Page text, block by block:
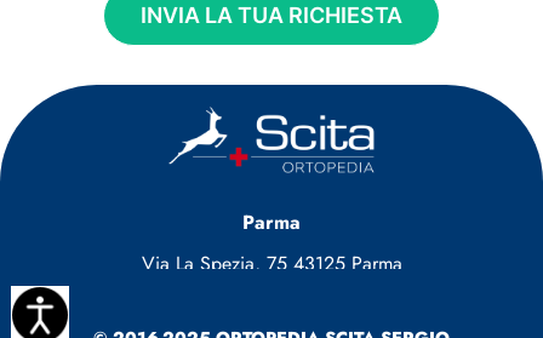
INVIA LA TUA RICHIESTA
Parma
Via La Spezia, 75 43125 Parma